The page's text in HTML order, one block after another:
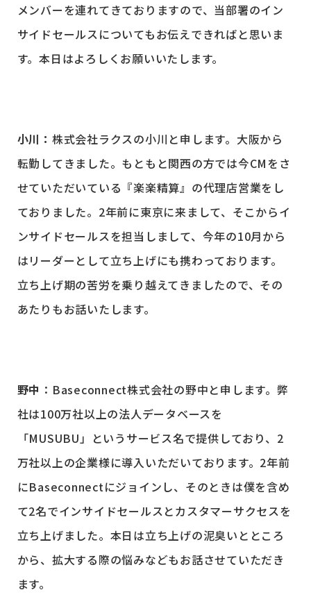
メンバーを連れてきておりますので、当部署のイン
サイドセールスについてもお伝えできればと思いま
す。本日はよろしくお願いいたします。
小川： 株式会社ラクスの小川と申します。大阪から
転勤してきました。もともと関西の方では今CMをさ
せていただいている『楽楽精算』の代理店営業をし
ておりました。2年前に東京に来まして、そこからイ
ンサイドセールスを担当しまして、今年の10月から
はリーダーとして立ち上げにも携わっております。
立ち上げ期の苦労を乗り越えてきましたので、その
あたりもお話いたします。
野中 ：Baseconnect株式会社の野中と申します。弊
社は100万社以上の法人データベースを
「MUSUBU」というサービス名で提供しており、2
万社以上の企業様に導入いただいております。2年前
にBaseconnectにジョインし、そのときは僕を含め
て2名でインサイドセールスとカスタマーサクセスを
立ち上げました。本日は立ち上げの泥臭いとところ
から、拡大する際の悩みなどもお話させていただき
ます。